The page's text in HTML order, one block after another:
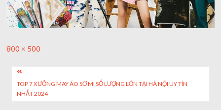
AI agent cho doanh nghiệp khác chatbot truyền thống ra sao
Full
800 × 500
Post
navigation
TOP 7 XƯỞNG MAY ÁO SƠ MI SỐ LƯỢNG LỚN TẠI HÀ NỘI UY TÍN
NHẤT 2024